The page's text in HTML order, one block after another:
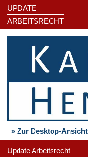
UPDATE
ARBEITSRECHT
» Zur Desktop-Ansicht
Update Arbeitsrecht